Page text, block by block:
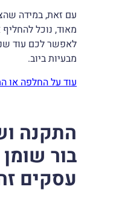
עם זאת, במידה
מאוד, נוכל
לאפשר לכם עוד
מבעיות ביוב.
עוד על החלפה או
התקנה
בור
עסקים